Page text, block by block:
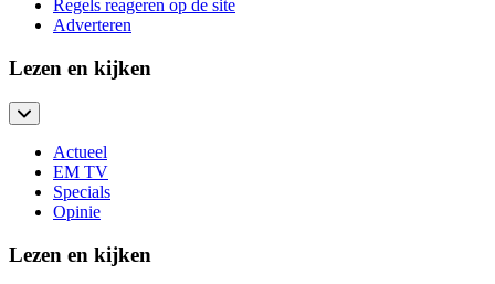
Regels reageren op de site
Adverteren
Lezen en kijken
Actueel
EM TV
Specials
Opinie
Lezen en kijken